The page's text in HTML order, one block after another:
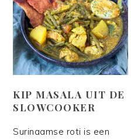
KIP MASALA UIT DE
SLOWCOOKER
Surinaamse roti is een